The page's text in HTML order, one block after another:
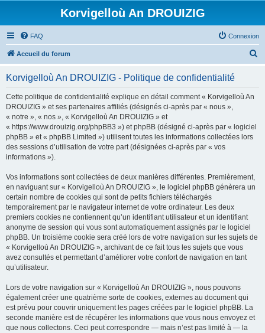
Korvigelloù An DROUIZIG
FAQ Connexion
Accueil du forum
Korvigelloù An DROUIZIG - Politique de confidentialité
Cette politique de confidentialité explique en détail comment « Korvigelloù An
DROUIZIG » et ses partenaires affiliés (désignés ci-après par « nous »,
« notre », « nos », « Korvigelloù An DROUIZIG » et
« https://www.drouizig.org/phpBB3 ») et phpBB (désigné ci-après par « logiciel
phpBB » et « phpBB Limited ») utilisent toutes les informations collectées lors
des sessions d’utilisation de votre part (désignées ci-après par « vos
informations »).
Vos informations sont collectées de deux manières différentes. Premièrement,
en naviguant sur « Korvigelloù An DROUIZIG », le logiciel phpBB génèrera un
certain nombre de cookies qui sont de petits fichiers téléchargés
temporairement par le navigateur internet de votre ordinateur. Les deux
premiers cookies ne contiennent qu’un identifiant utilisateur et un identifiant
anonyme de session qui vous sont automatiquement assignés par le logiciel
phpBB. Un troisième cookie sera créé lors de votre navigation sur les sujets de
« Korvigelloù An DROUIZIG », archivant de ce fait tous les sujets que vous
avez consultés et permettant d’améliorer votre confort de navigation en tant
qu’utilisateur.
Lors de votre navigation sur « Korvigelloù An DROUIZIG », nous pouvons
également créer une quatrième sorte de cookies, externes au document qui
est prévu pour couvrir uniquement les pages créées par le logiciel phpBB. La
seconde manière est de récupérer les informations que vous nous envoyez et
que nous collectons. Ceci peut correspondre — mais n’est pas limité à — la